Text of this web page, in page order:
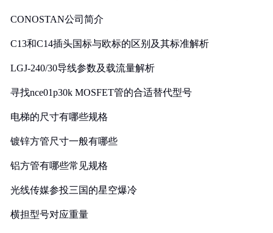
CONOSTAN公司简介
C13和C14插头国标与欧标的区别及其标准解析
LGJ-240/30导线参数及载流量解析
寻找nce01p30k MOSFET管的合适替代型号
电梯的尺寸有哪些规格
镀锌方管尺寸一般有哪些
铝方管有哪些常见规格
光线传媒参投三国的星空爆冷
横担型号对应重量